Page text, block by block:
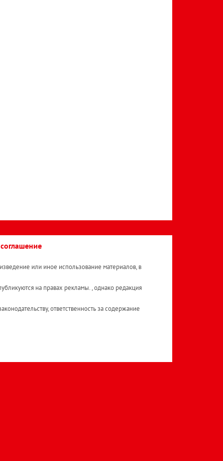
или иное использование материалов, в
на правах рекламы. , однако редакция
ответственность за содержание